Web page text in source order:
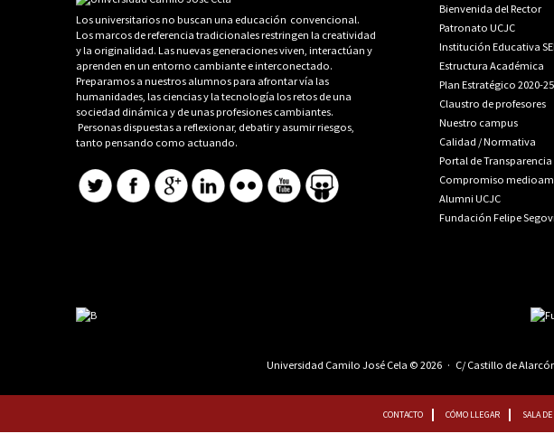
Los universitarios no buscan una educación convencional.
Los marcos de referencia tradicionales restringen la creatividad
y la originalidad. Las nuevas generaciones viven, interactúan y
aprenden en un entorno cambiante e interconectado.
Preparamos a nuestros alumnos para afrontar vía las
humanidades, las ciencias y la tecnología los retos de una
sociedad dinámica y de unas profesiones cambiantes.
Personas dispuestas a reflexionar, debatir y asumir riesgos,
tanto pensando como actuando.
Bienvenida del Rector
Patronato UCJC
Institución Educativa
Estructura Académica
Plan Estratégico 2020-25
Claustro de profesores
Nuestro campus
Calidad /Normativa
Portal de Transparencia
Compromiso
Alumni UCJC
Fundación Felipe
Universidad Camilo José Cela © 2026 · C/ Castillo de
CONTACTO CÓMO LLEGAR SALA